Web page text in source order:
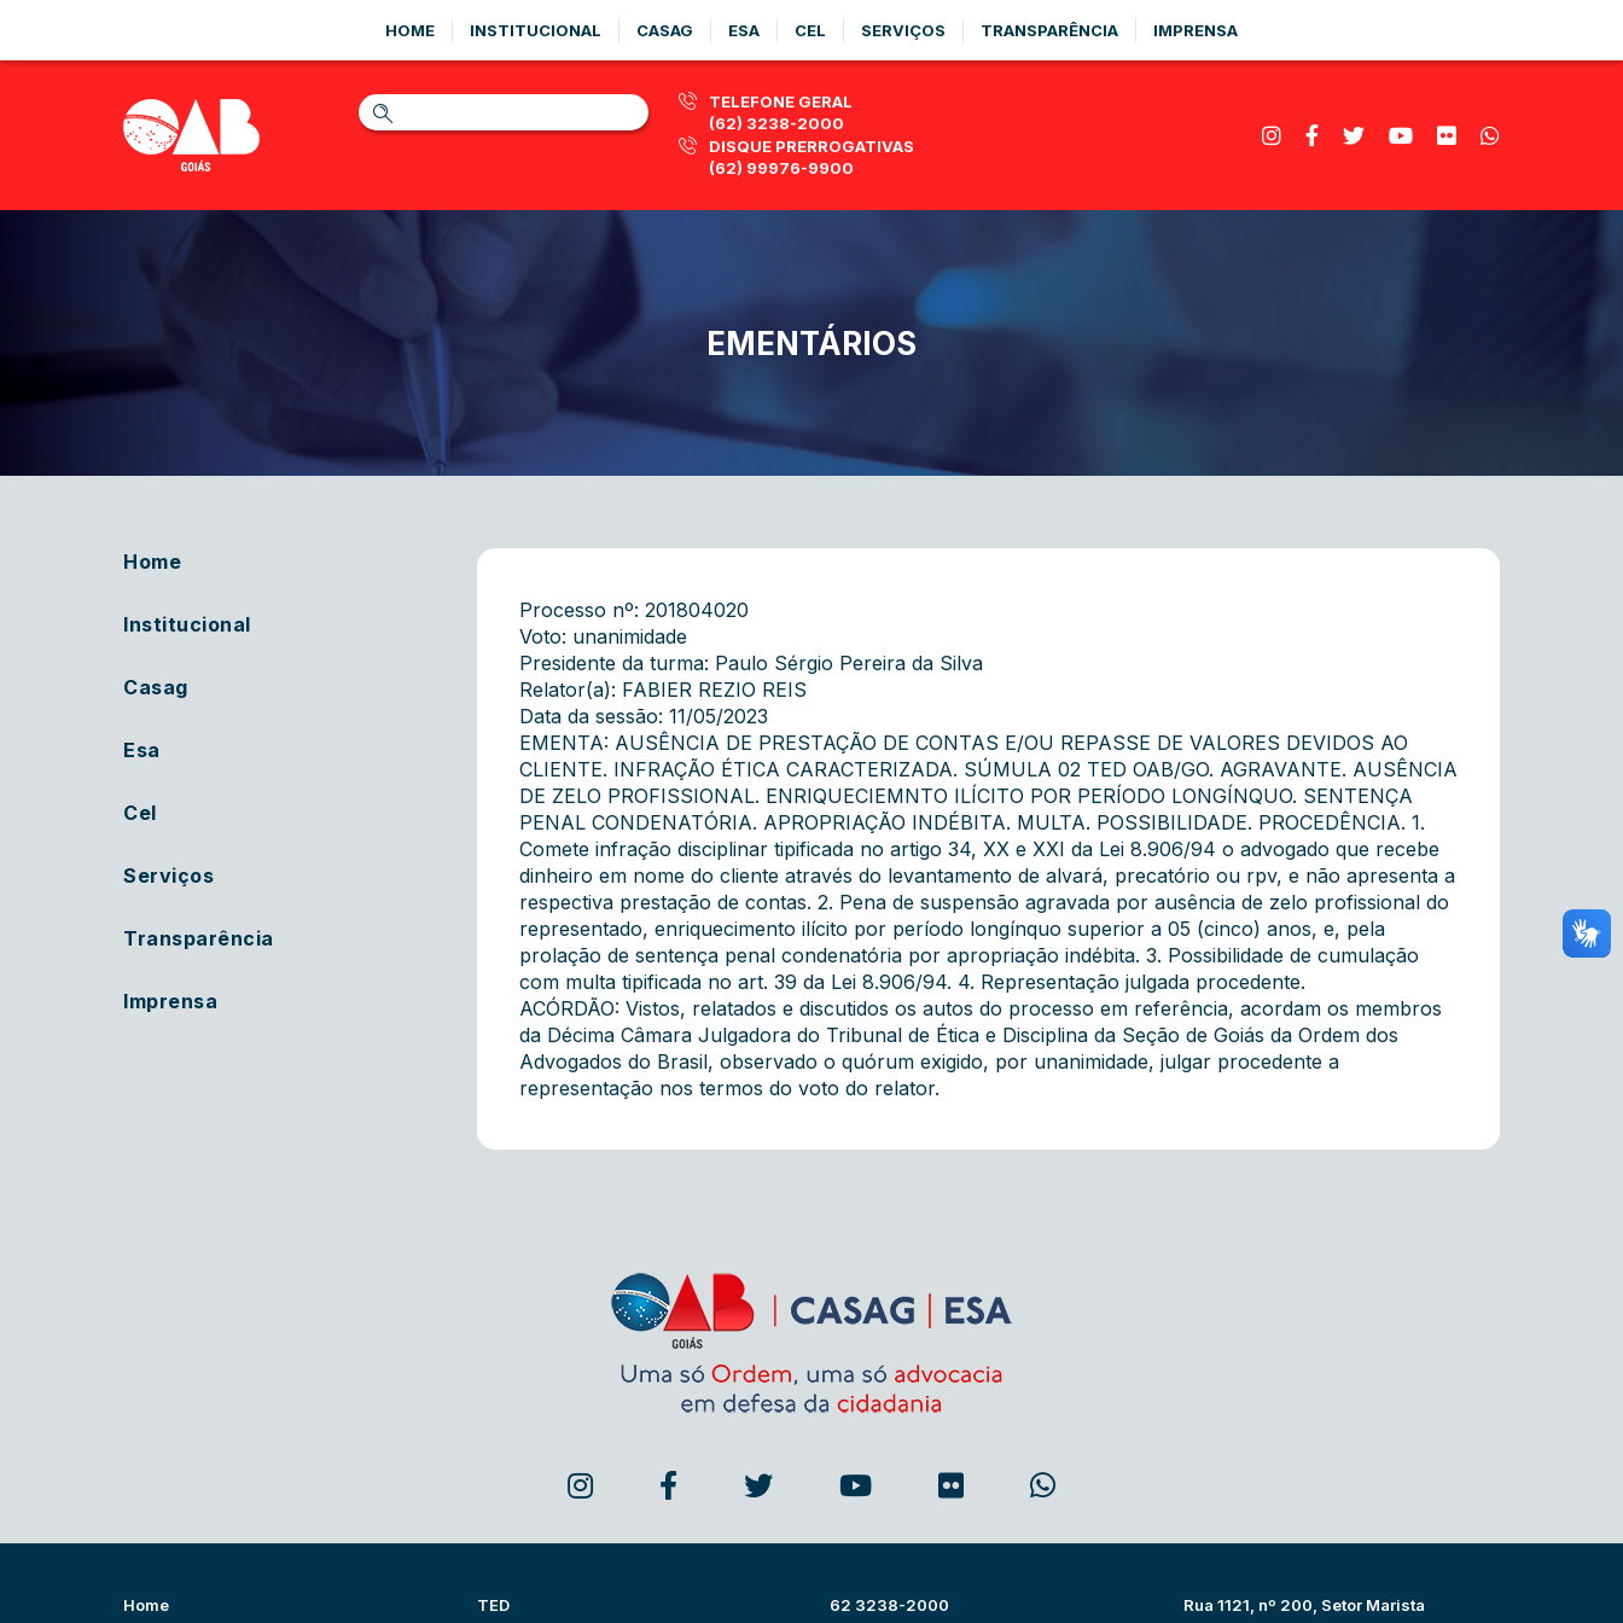
HOME INSTITUCIONAL CASAG ESA CEL SERVIÇOS TRANSPARÊNCIA IMPRENSA
TELEFONE GERAL
(62) 3238-2000
DISQUE PRERROGATIVAS
(62) 99976-9900
EMENTÁRIOS
Home
Institucional
Casag
Esa
Cel
Serviços
Transparência
Imprensa
Processo nº: 201804020
Voto: unanimidade
Presidente da turma: Paulo Sérgio Pereira da Silva
Relator(a): FABIER REZIO REIS
Data da sessão: 11/05/2023
EMENTA: AUSÊNCIA DE PRESTAÇÃO DE CONTAS E/OU REPASSE DE VALORES DEVIDOS AO
CLIENTE. INFRAÇÃO ÉTICA CARACTERIZADA. SÚMULA 02 TED OAB/GO. AGRAVANTE. AUSÊNCIA
DE ZELO PROFISSIONAL. ENRIQUECIEMNTO ILÍCITO POR PERÍODO LONGÍNQUO. SENTENÇA
PENAL CONDENATÓRIA. APROPRIAÇÃO INDÉBITA. MULTA. POSSIBILIDADE. PROCEDÊNCIA. 1.
Comete infração disciplinar tipificada no artigo 34, XX e XXI da Lei 8.906/94 o advogado que recebe
dinheiro em nome do cliente através do levantamento de alvará, precatório ou rpv, e não apresenta a
respectiva prestação de contas. 2. Pena de suspensão agravada por ausência de zelo profissional do
representado, enriquecimento ilícito por período longínquo superior a 05 (cinco) anos, e, pela
prolação de sentença penal condenatória por apropriação indébita. 3. Possibilidade de cumulação
com multa tipificada no art. 39 da Lei 8.906/94. 4. Representação julgada procedente.
ACÓRDÃO: Vistos, relatados e discutidos os autos do processo em referência, acordam os membros
da Décima Câmara Julgadora do Tribunal de Ética e Disciplina da Seção de Goiás da Ordem dos
Advogados do Brasil, observado o quórum exigido, por unanimidade, julgar procedente a
representação nos termos do voto do relator.
Home
TED
62 3238-2000
Rua 1121, nº 200, Setor Marista